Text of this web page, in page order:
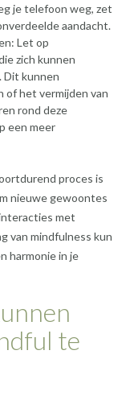
je telefoon weg, zet
aandacht.
Let op
zich kunnen
Dit kunnen
of het vermijden van
rond deze
een meer
proces is
nieuwe gewoontes
met
van mindfulness kun
harmonie in je
te